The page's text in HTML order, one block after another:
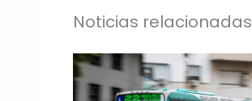
Noticias relacionadas